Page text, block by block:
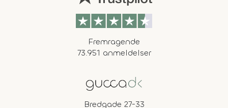
Fremragende
73.951 anmeldelser
Bredgade 27-33